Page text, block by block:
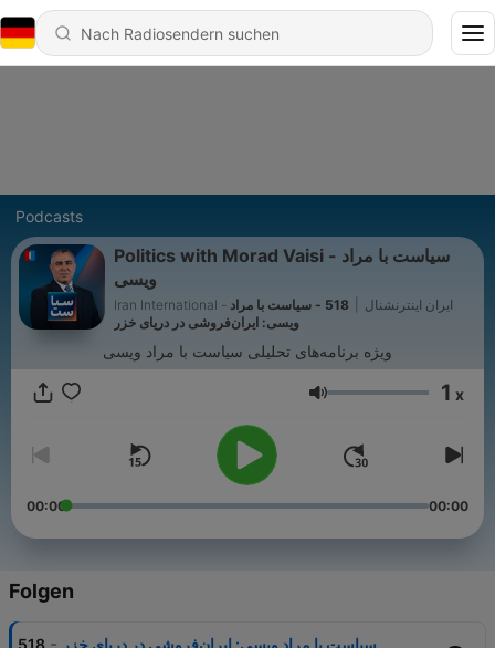
Podcasts
Politics with Morad Vaisi - سیاست با مراد
ویسی
Iran International - ایران اینترنشنال
518 - سیاست با مراد
ویسی: ایران‌فروشی در دریای خزر
ویژه برنامه‌های تحلیلی سیاست با مراد ویسی
Lautstärke 1 x
00:00 00:00
Folgen